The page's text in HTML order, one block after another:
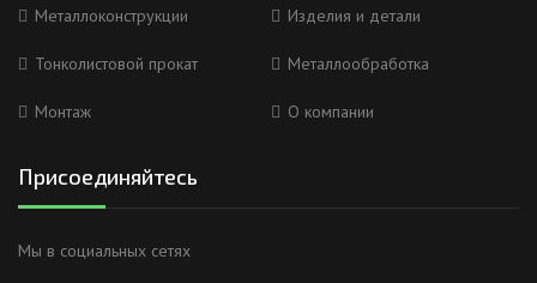
Металлоконструкции Изделия и детали
Тонколистовой прокат Металлообработка
Монтаж О компании
Присоединяйтесь
Мы в социальных сетях